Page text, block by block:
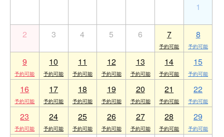
1
2 3 4 5 6 7 8
9 10 11 12 13 14 15
16 17 18 19 20 21 22
23 24 25 26 27 28 29